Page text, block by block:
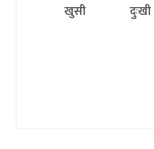
खुसी दुःखी